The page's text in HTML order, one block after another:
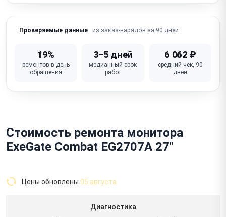
Проверяемые данные из заказ-нарядов за 90 дней
19%
ремонтов в день
обращения
3–5 дней
медианный срок
работ
6 062 ₽
средний чек, 90
дней
Стоимость ремонта монитора
ExeGate Combat EG2707A 27"
Цены обновлены 05 августа
Диагностика